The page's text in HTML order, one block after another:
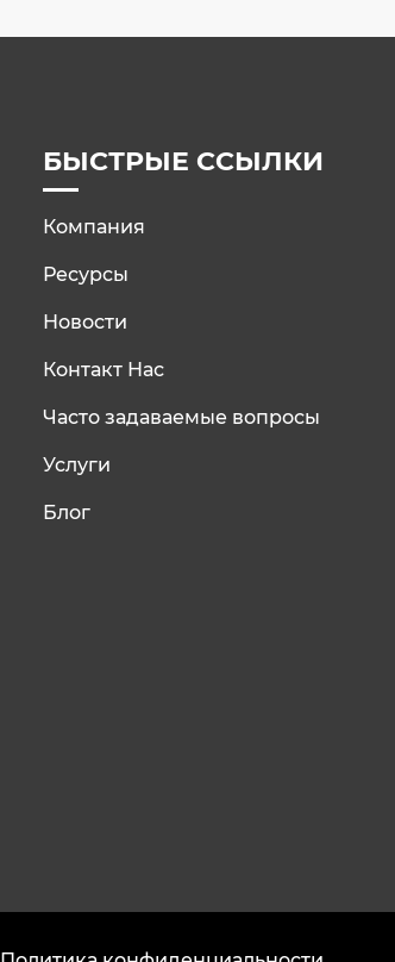
БЫСТРЫЕ ССЫЛКИ
Компания
Ресурсы
Новости
Контакт Нас
Часто задаваемые вопросы
Услуги
Блог